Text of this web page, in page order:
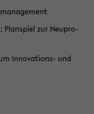
Plan­spiel zur Neu­pro­
Innovations-​ und